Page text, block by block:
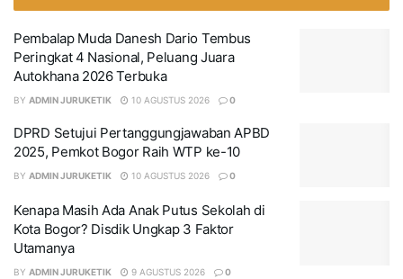
Pembalap Muda Danesh Dario Tembus
Peringkat 4 Nasional, Peluang Juara
Autokhana 2026 Terbuka
BY ADMIN JURUKETIK 10 AGUSTUS 2026 0
DPRD Setujui Pertanggungjawaban APBD
2025, Pemkot Bogor Raih WTP ke-10
BY ADMIN JURUKETIK 10 AGUSTUS 2026 0
Kenapa Masih Ada Anak Putus Sekolah di
Kota Bogor? Disdik Ungkap 3 Faktor
Utamanya
BY ADMIN JURUKETIK 9 AGUSTUS 2026 0